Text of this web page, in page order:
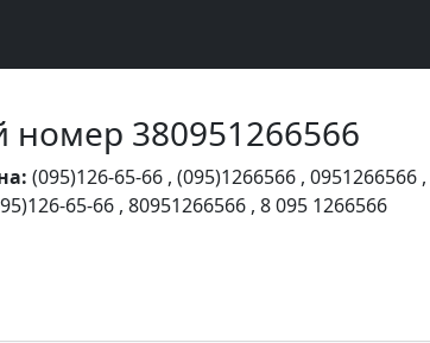
номер 380951266566
(095)126-65-66 , (095)1266566 , 0951266566 ,
65-66 , 80951266566 , 8 095 1266566